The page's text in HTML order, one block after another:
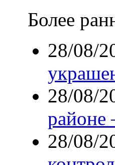
Более
28/08/
28/08/
районе
28/08/